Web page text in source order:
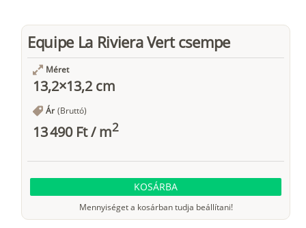
Equipe La Riviera Vert csempe
Méret
13,2×13,2 cm
Ár (Bruttó)
13 490 Ft/m2
KOSÁRBA
Mennyiséget a kosárban tudja beállítani!